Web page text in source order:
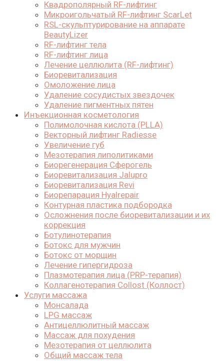
Квадрополярный RF-лифтинг
Микроигольчатый RF-лифтинг ScarLet
RSL-скульптурирование на аппарате
BeautyLizer
RF-лифтинг тела
RF-лифтинг лица
Лечение целлюлита (RF-лифтинг)
Биоревитализация
Омоложение лица
Удаление сосудистых звездочек
Удаление пигментных пятен
Инъекционная косметология
Полимолочная кислота (PLLA)
Векторный лифтинг Radiesse
Увеличение губ
Мезотерапия липолитиками
Биорегенерация Сферогель
Биоревитализация Jalupro
Биоревитализация Revi
Биорепарация Hyalrepair
Контурная пластика подбородка
Осложнения после биоревитализации и их
коррекция
Ботулинотерапия
Ботокс для мужчин
Ботокс от морщин
Лечение гипергидроза
Плазмотерапия лица (PRP-терапия)
Коллагенотерапия Collost (Коллост)
Услуги массажа
Монсалада
LPG массаж
Антицеллюлитный массаж
Массаж для похудения
Мезотерапия от целлюлита
Общий массаж тела